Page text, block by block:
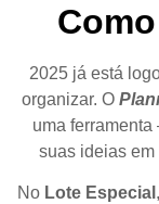
2025 já está
organizar. O
uma ferramenta
suas ideias em
No Lote Especial